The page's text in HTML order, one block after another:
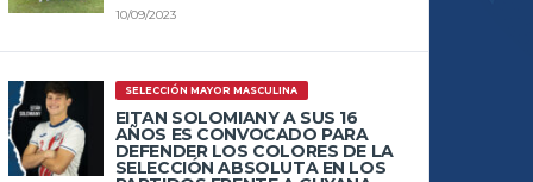
10/09/2023
SELECCIÓN MAYOR MASCULINA
EITAN SOLOMIANY A SUS 16
AÑOS ES CONVOCADO PARA
DEFENDER LOS COLORES DE LA
SELECCIÓN ABSOLUTA EN LOS